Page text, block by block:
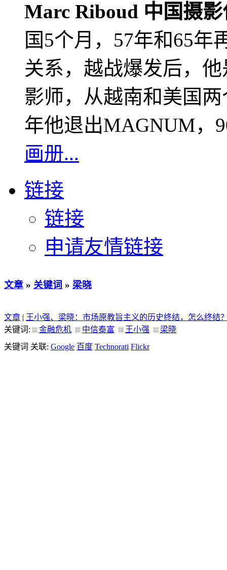
Marc Riboud 中国摄
国5个月，57年和65年
关系，越战爆发后，
影师，从越南和美国
年他退出MAGNUM，
画册...
链接
链接
申请友情链接
文章 » 关键词 » 梁晓
文章 | 王小强、梁晓：市场原教旨主义的历史终结，怎么终结
关键词:
金融危机 中信泰富 王小强
梁晓
关键词 关联: Google 百度 Technorati Flickr